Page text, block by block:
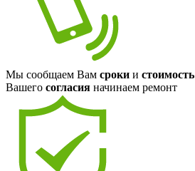
Мы сообщаем Вам сроки и стоимость
Вашего согласия начинаем ремонт